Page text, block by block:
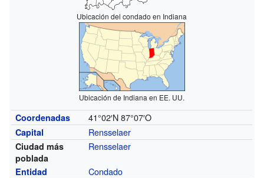
Ubicación del condado en Indiana
Ubicación de Indiana en EE. UU.
Coordenadas 41°02′N 87°07′O
Capital Rensselaer
Ciudad más
poblada
Rensselaer
Entidad
Condado